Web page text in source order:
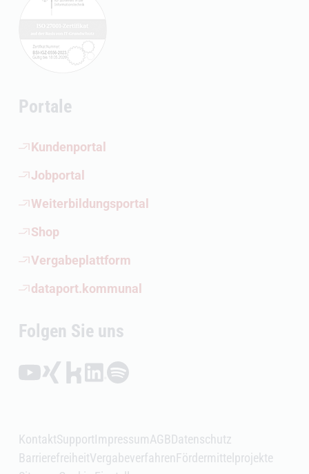
Portale
Kundenportal
(Öffnet externen Link)
Jobportal
(Öffnet externen Link)
Weiterbildungsportal
(Öffnet externen Link)
Shop
(Öffnet externen Link)
Vergabeplattform
(Öffnet externen Link)
dataport.kommunal
(Öffnet externen Link)
Folgen Sie uns
Folgen auf YouTube (Öffnet externen Link)
Folgen auf Xing (Öffnet externen Link)
Folgen auf Kununu (Öffnet externen Link)
Folgen auf LinkedIn (Öffnet externen Link)
Folgen auf Spotify (Öffnet externen Link)
KontaktSupportImpressumAGBDatenschutz
BarrierefreiheitVergabeverfahrenFördermittelprojekte